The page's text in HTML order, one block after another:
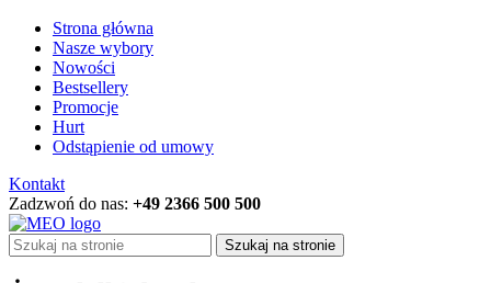
Strona główna
Nasze wybory
Nowości
Bestsellery
Promocje
Hurt
Odstąpienie od umowy
Kontakt
Zadzwoń do nas: +49 2366 500 500
Szukaj na stronie